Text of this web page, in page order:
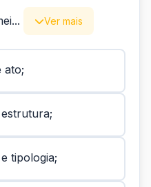
Ver mais
ato;
tipologia;